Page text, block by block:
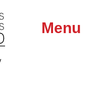
Menu